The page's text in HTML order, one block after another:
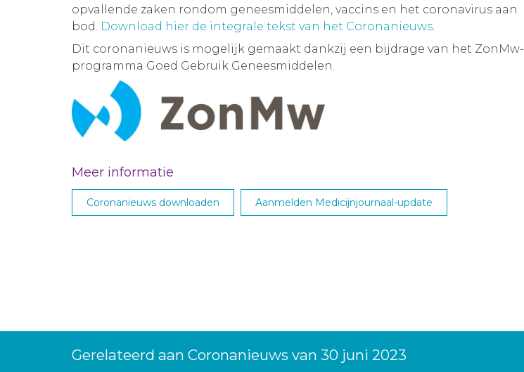
opvallende zaken rondom geneesmiddelen, vaccins en het coronavirus aan
bod. Download hier de integrale tekst van het Coronanieuws.
Dit coronanieuws is mogelijk gemaakt dankzij een bijdrage van het ZonMw-
programma Goed Gebruik Geneesmiddelen.
Meer informatie
Coronanieuws downloaden Aanmelden Medicijnjournaal-update
Gerelateerd aan Coronanieuws van 30 juni 2023